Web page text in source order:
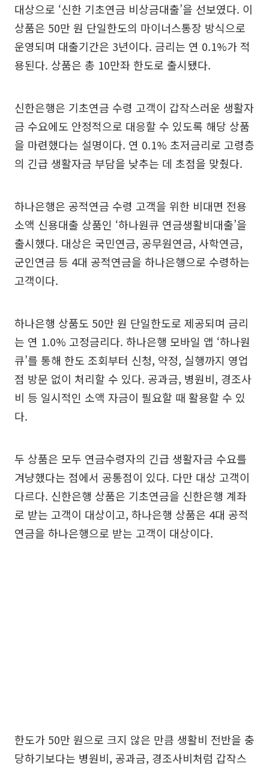
대상으로 ‘신한 기초연금 비상금대출’을 선보였다. 이
상품은 50만 원 단일한도의 마이너스통장 방식으로
운영되며 대출기간은 3년이다. 금리는 연 0.1%가 적
용된다. 상품은 총 10만좌 한도로 출시됐다.
신한은행은 기초연금 수령 고객이 갑작스러운 생활자
금 수요에도 안정적으로 대응할 수 있도록 해당 상품
을 마련했다는 설명이다. 연 0.1% 초저금리로 고령층
의 긴급 생활자금 부담을 낮추는 데 초점을 맞췄다.
하나은행은 공적연금 수령 고객을 위한 비대면 전용
소액 신용대출 상품인 ‘하나원큐 연금생활비대출’을
출시했다. 대상은 국민연금, 공무원연금, 사학연금,
군인연금 등 4대 공적연금을 하나은행으로 수령하는
고객이다.
하나은행 상품도 50만 원 단일한도로 제공되며 금리
는 연 1.0% 고정금리다. 하나은행 모바일 앱 ‘하나원
큐’를 통해 한도 조회부터 신청, 약정, 실행까지 영업
점 방문 없이 처리할 수 있다. 공과금, 병원비, 경조사
비 등 일시적인 소액 자금이 필요할 때 활용할 수 있
다.
두 상품은 모두 연금수령자의 긴급 생활자금 수요를
겨냥했다는 점에서 공통점이 있다. 다만 대상 고객이
다르다. 신한은행 상품은 기초연금을 신한은행 계좌
로 받는 고객이 대상이고, 하나은행 상품은 4대 공적
연금을 하나은행으로 받는 고객이 대상이다.
한도가 50만 원으로 크지 않은 만큼 생활비 전반을 충
당하기보다는 병원비, 공과금, 경조사비처럼 갑작스